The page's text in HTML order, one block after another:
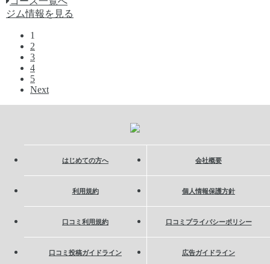
ジム情報を見る
1
2
3
4
5
Next
はじめての方へ 会社概要
利用規約 個人情報保護方針
口コミ利用規約 口コミプライバシーポリシー
口コミ投稿ガイドライン 広告ガイドライン